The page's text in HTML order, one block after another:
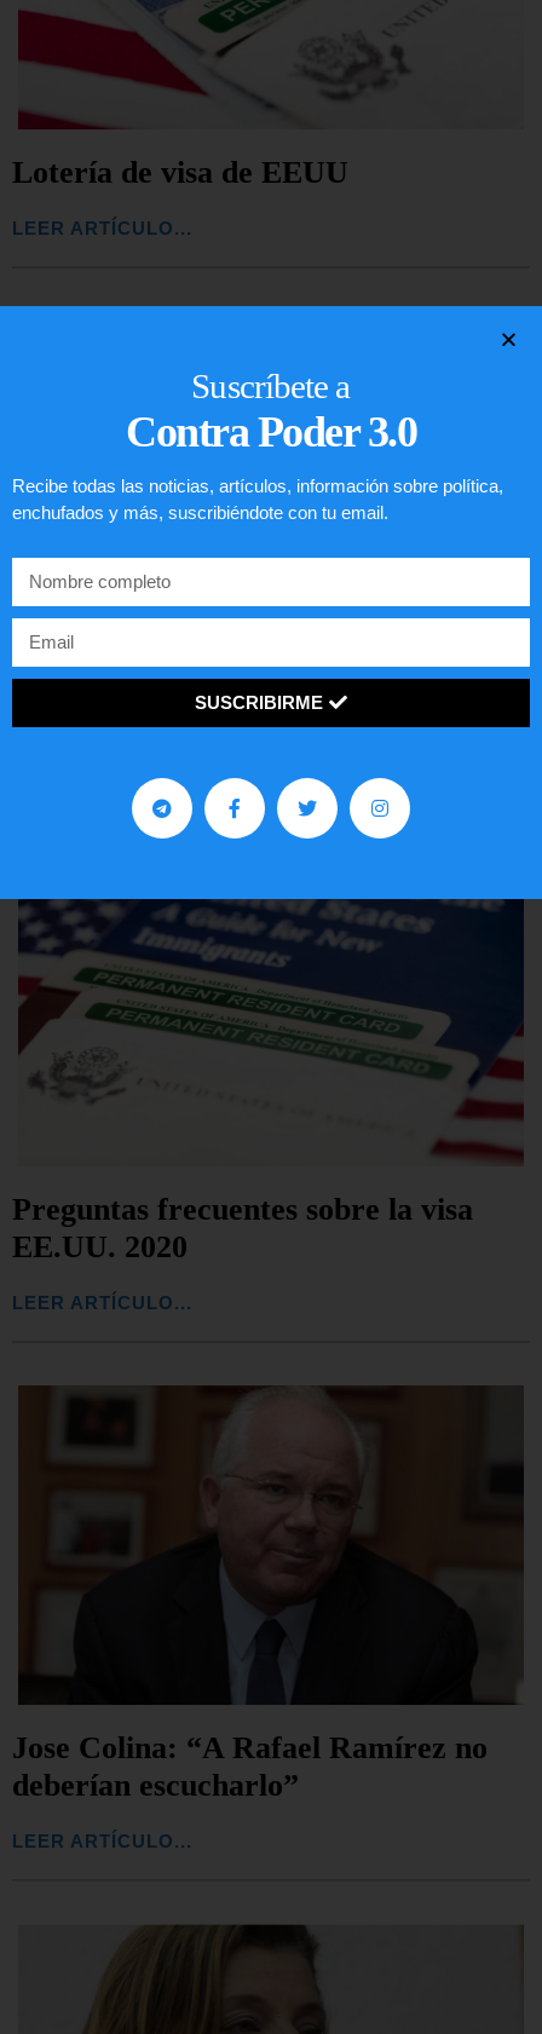
Lotería de visa de EEUU
LEER ARTÍCULO...
Comunistas no son bienvenidos en
Preguntas frecuentes sobre la visa
EE.UU. 2020
LEER ARTÍCULO...
Jose Colina: “A Rafael Ramírez no
deberían escucharlo”
LEER ARTÍCULO...
Suscríbete a
Contra Poder 3.0
Recibe todas las noticias, artículos, información sobre política,
enchufados y más, suscribiéndote con tu email.
SUSCRIBIRME